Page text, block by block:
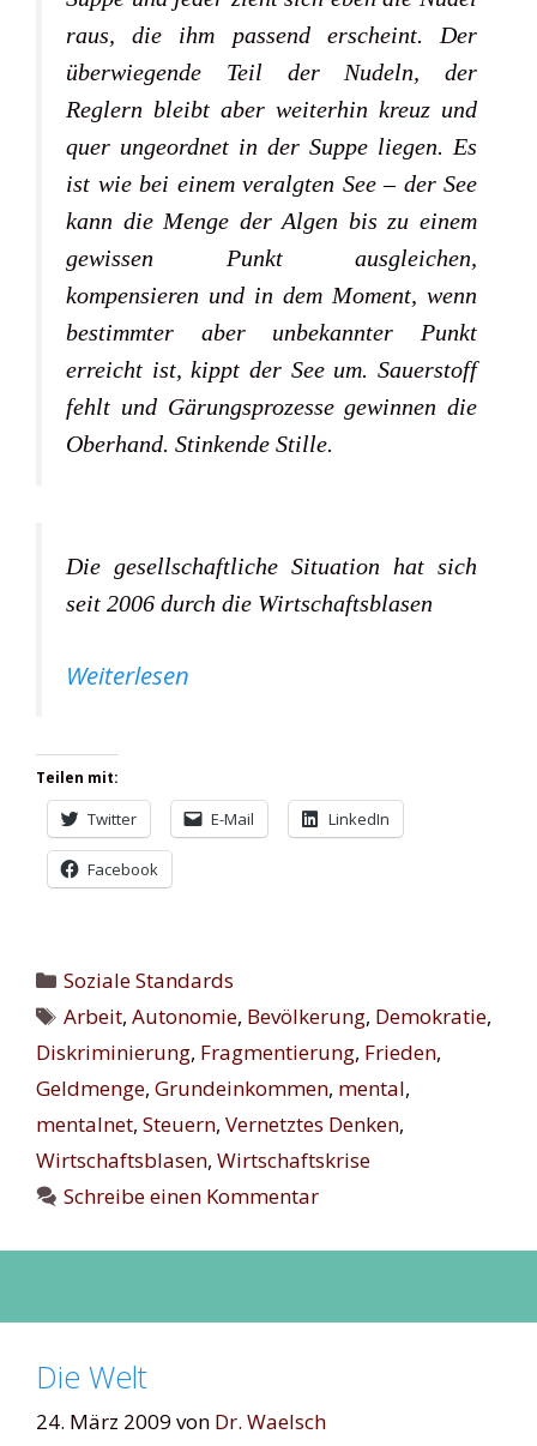
raus, die ihm passend erscheint. Der
überwiegende Teil der Nudeln, der
Reglern bleibt aber weiterhin kreuz und
quer ungeordnet in der Suppe liegen. Es
ist wie bei einem veralgten See – der See
kann die Menge der Algen bis zu einem
gewissen Punkt ausgleichen,
kompensieren und in dem Moment, wenn
bestimmter aber unbekannter Punkt
erreicht ist, kippt der See um. Sauerstoff
fehlt und Gärungsprozesse gewinnen die
Oberhand. Stinkende Stille.
Die gesellschaftliche Situation hat sich
seit 2006 durch die Wirtschaftsblasen
Weiterlesen
Teilen mit:
Twitter E-Mail LinkedIn
Facebook
Kategorien
Soziale Standards
Schlagwörter
Arbeit,Autonomie, Bevölkerung, Demokratie,
Diskriminierung, Fragmentierung, Frieden,
Geldmenge, Grundeinkommen, mental,
mentalnet, Steuern, Vernetztes Denken,
Wirtschaftsblasen, Wirtschaftskrise
Schreibe einen Kommentar
Die Welt
24. März 2009 von Dr. Waelsch